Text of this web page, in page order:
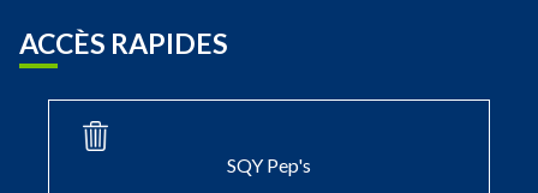
ACCÈS RAPIDES
SQY Pep's